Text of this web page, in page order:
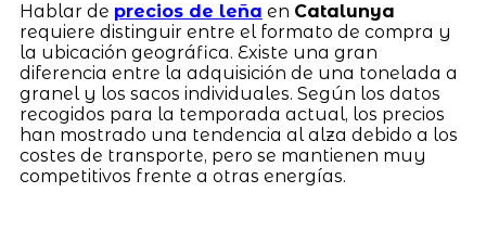
Hablar de precios de leña en Catalunya
requiere distinguir entre el formato de compra y
la ubicación geográfica. Existe una gran
diferencia entre la adquisición de una tonelada a
granel y los sacos individuales. Según los datos
recogidos para la temporada actual, los precios
han mostrado una tendencia al alza debido a los
costes de transporte, pero se mantienen muy
competitivos frente a otras energías.